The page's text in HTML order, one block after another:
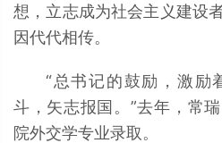
想，立志成为社会主义建设
因代代相传。
“总书记的鼓励，激励
斗，矢志报国。”去年，常
院外交学专业录取。